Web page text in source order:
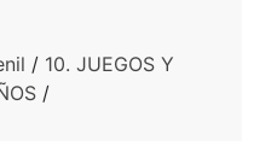
/ 10. JUEGOS Y
/